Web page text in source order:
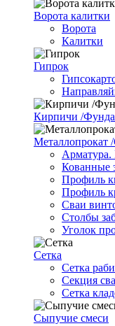
Ворота калитки
Ворота
Калитки
Гипрок
Кирпичи /
Металлопрокат
Арматура.
Кованные
Профиль
Профиль
Сваи
Столбы
Уголок
Сетка
Cетка
Секция
Сетка
Сыпучие смеси